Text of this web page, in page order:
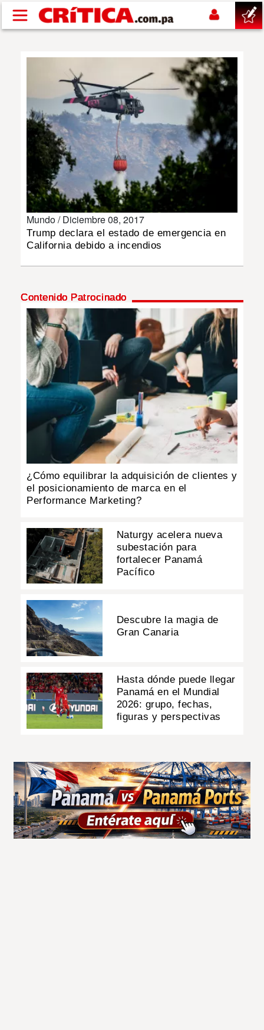
Pasar al contenido principal
NACIONAL
POLÍTICA
SHOW
DEPORTES
MULTIMEDIA
IMPRESO
Mundo /Diciembre 08, 2017
Trump declara el estado de emergencia en
California debido a incendios
Contenido Patrocinado
¿Cómo equilibrar la adquisición de clientes y
el posicionamiento de marca en el
Performance Marketing?
Naturgy acelera nueva
subestación para
fortalecer Panamá
Pacífico
Descubre la magia de
Gran Canaria
Hasta dónde puede llegar
Panamá en el Mundial
2026: grupo, fechas,
figuras y perspectivas